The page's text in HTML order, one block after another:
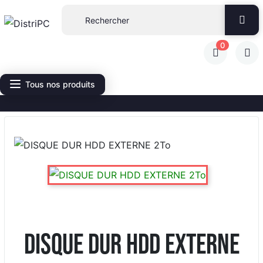
0
Tous nos produits
DISQUE DUR HDD EXTERNE